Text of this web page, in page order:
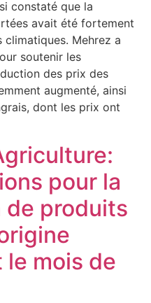
constaté que la
avait été fortement
Mehrez a
soutenir les
des prix des
augmenté, ainsi
dont les prix ont
pour la
de produits
le mois de